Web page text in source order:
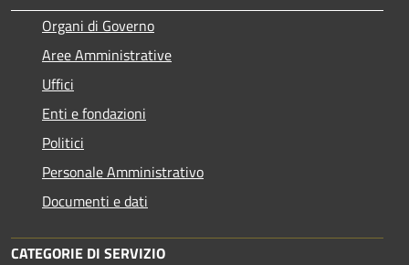
Organi di Governo
Aree Amministrative
Uffici
Enti e fondazioni
Politici
Personale Amministrativo
Documenti e dati
CATEGORIE DI SERVIZIO